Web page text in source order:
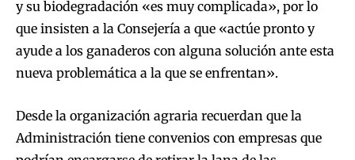
y su biodegradación «es muy complicada», por lo
que insisten a la Consejería a que «actúe pronto y
ayude a los ganaderos con alguna solución ante esta
nueva problemática a la que se enfrentan».
Desde la organización agraria recuerdan que la
Administración tiene convenios con empresas que